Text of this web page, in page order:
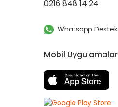
0216 848 14 24
Whatsapp Destek
Mobil Uygulamalar